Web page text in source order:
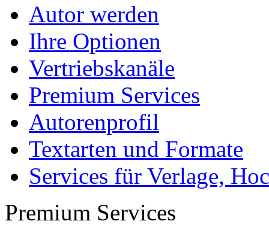
Autor werden
Ihre Optionen
Vertriebskanäle
Premium Services
Autorenprofil
Textarten und Formate
Services für Verlage,
Premium Services